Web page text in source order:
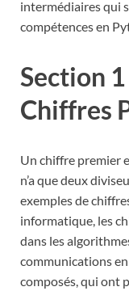
intermédiaires qui
compétences en
Section
Chiffres
Un chiffre premier
n’a que deux
exemples de
informatique, les
dans les
communications
composés, qui ont